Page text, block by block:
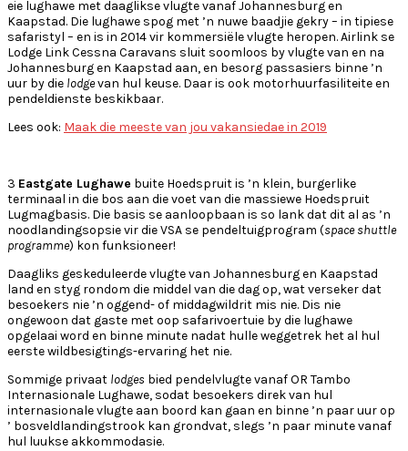
eie lughawe met daaglikse vlugte vanaf Johannesburg en
Kaapstad. Die lughawe spog met ’n nuwe baadjie gekry – in tipiese
safaristyl – en is in 2014 vir kommersiële vlugte heropen. Airlink se
Lodge Link Cessna Caravans sluit soomloos by vlugte van en na
Johannesburg en Kaapstad aan, en besorg passasiers binne ’n
uur by die lodgevan hul keuse. Daar is ook motorhuurfasiliteite en
pendeldienste beskikbaar.
Lees ook: Maak die meeste van jou vakansiedae in 2019
3 Eastgate Lughawe buite Hoedspruit is ’n klein, burgerlike
terminaal in die bos aan die voet van die massiewe Hoedspruit
Lugmagbasis. Die basis se aanloopbaan is so lank dat dit al as ’n
noodlandingsopsie vir die VSA se pendeltuigprogram (space shuttle
programme) kon funksioneer!
Daagliks geskeduleerde vlugte van Johannesburg en Kaapstad
land en styg rondom die middel van die dag op, wat verseker dat
besoekers nie ’n oggend- of middagwildrit mis nie. Dis nie
ongewoon dat gaste met oop safarivoertuie by die lughawe
opgelaai word en binne minute nadat hulle weggetrek het al hul
eerste wildbesigtings-ervaring het nie.
Sommige privaat lodges bied pendelvlugte vanaf OR Tambo
Internasionale Lughawe, sodat besoekers direk van hul
internasionale vlugte aan boord kan gaan en binne ’n paar uur op
’ bosveldlandingstrook kan grondvat, slegs ’n paar minute vanaf
hul luukse akkommodasie.